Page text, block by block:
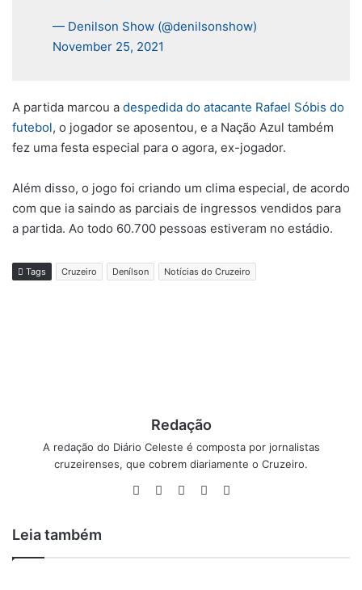
— Denilson Show (@denilsonshow)
November 25, 2021
A partida marcou a despedida do atacante Rafael Sóbis do
futebol, o jogador se aposentou, e a Nação Azul também
fez uma festa especial para o agora, ex-jogador.
Além disso, o jogo foi criando um clima especial, de acordo
com que ia saindo as parciais de ingressos vendidos para
a partida. Ao todo 60.700 pessoas estiveram no estádio.
Tags Cruzeiro Denílson Notícias do Cruzeiro
Redação
A redação do Diário Celeste é composta por jornalistas
cruzeirenses, que cobrem diariamente o Cruzeiro.
WebsiteFacebook
X YouTube
Leia também